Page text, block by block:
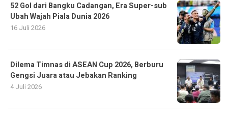
52 Gol dari Bangku Cadangan, Era Super-sub
Ubah Wajah Piala Dunia 2026
16 Juli 2026
Dilema Timnas di ASEAN Cup 2026, Berburu
Gengsi Juara atau Jebakan Ranking
4 Juli 2026